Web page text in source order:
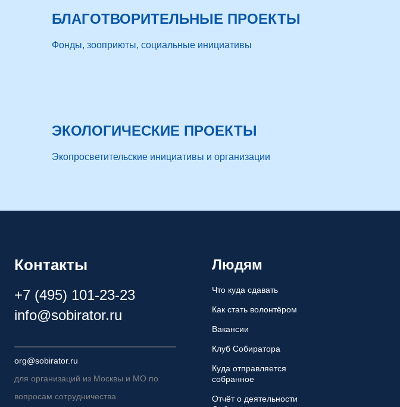
БЛАГОТВОРИТЕЛЬНЫЕ ПРОЕКТЫ
Фонды, зооприюты, социальные инициативы
ЭКОЛОГИЧЕСКИЕ ПРОЕКТЫ
Экопросветительские инициативы и организации
Контакты
+7 (495) 101-23-23
info@sobirator.ru
org@sobirator.ru
для организаций из Москвы и МО по
вопросам сотрудничества
Людям
Что куда сдавать
Как стать волонтёром
Вакансии
Клуб Собиратора
Куда отправляется
собранное
Отчёт о деятельности